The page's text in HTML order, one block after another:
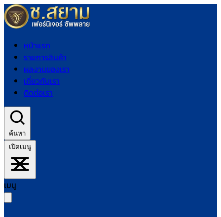
หน้าแรก
รายการสินค้า
ผลงานของเรา
เกี่ยวกับเรา
ติดต่อเรา
ค้นหา
เปิดเมนู
เมนู